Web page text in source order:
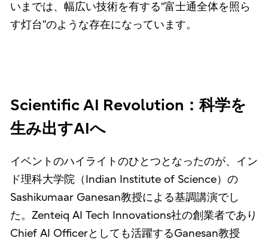
いまでは、幅広い技術を有する“富士通全体を照ら
す灯台”のような存在になっています。
Scientific AI Revolution：科学を
生み出すAIへ
イベントのハイライトのひとつとなったのが、イン
ド理科大学院（Indian Institute of Science）の
Sashikumaar Ganesan教授による基調講演でし
た。Zenteiq AI Tech Innovations社の創業者であり
Chief AI Officerとしても活躍するGanesan教授